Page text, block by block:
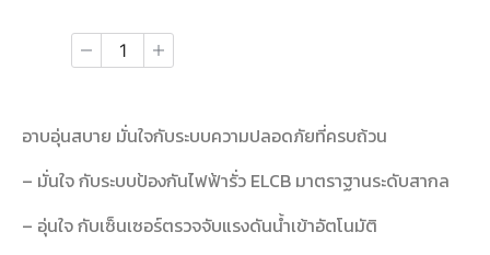
อาบอุ่นสบาย มั่นใจกับระบบความปลอดภัยที่ครบถ้วน
– มั่นใจ กับระบบป้องกันไฟฟ้ารั่ว ELCB มาตราฐานระดับสากล
– อุ่นใจ กับเซ็นเซอร์ตรวจจับแรงดันน้ำเข้าอัตโนมัติ